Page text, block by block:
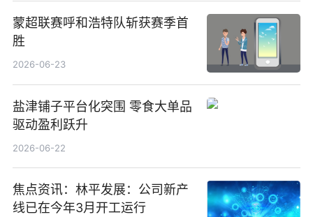
蒙超联赛呼和浩特队斩获赛季首
胜
2026-06-23
盐津铺子平台化突围 零食大单品
驱动盈利跃升
2026-06-22
焦点资讯：林平发展：公司新产
线已在今年3月开工运行